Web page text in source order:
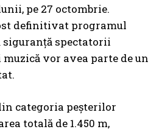
pe 27 octombrie.
definitivat programul
siguranță spectatorii
vor avea parte de un
categoria peșterilor
totală de 1.450 m,